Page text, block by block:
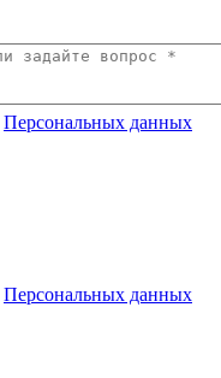
Персональных данных
Персональных данных